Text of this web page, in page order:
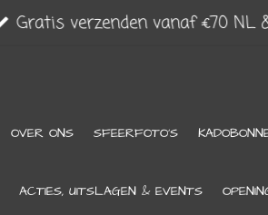
Gratis verzenden vanaf €70 NL
OVER ONS SFEERFOTO'S
ACTIES, UITSLAGEN & EVENTS